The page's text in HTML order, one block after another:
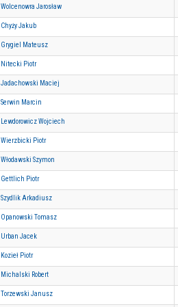
Wolcenowra Jarosław
Chyży Jakub
Grygiel Mateusz
Nitecki Piotr
Jadachowski Maciej
Serwin Marcin
Lewdorowicz Wojciech
Wierzbicki Piotr
Włodawski Szymon
Gettlich Piotr
Szydlik Arkadiusz
Opanowski Tomasz
Urban Jacek
Kozieł Piotr
Michalski Robert
Torzewski Janusz